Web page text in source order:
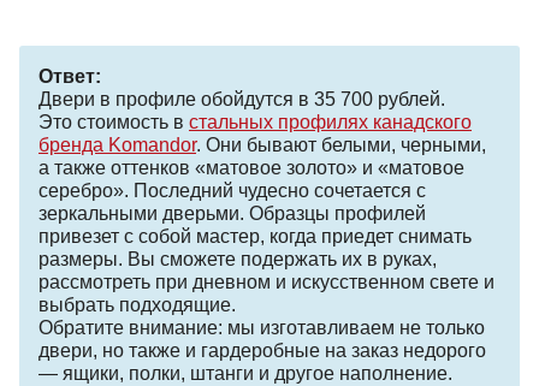
Ответ:
Двери в профиле обойдутся в 35 700 рублей.
Это стоимость в стальных профилях канадского
бренда Komandor. Они бывают белыми, черными,
а также оттенков «матовое золото» и «матовое
серебро». Последний чудесно сочетается с
зеркальными дверьми. Образцы профилей
привезет с собой мастер, когда приедет снимать
размеры. Вы сможете подержать их в руках,
рассмотреть при дневном и искусственном свете и
выбрать подходящие.
Обратите внимание: мы изготавливаем не только
двери, но также и гардеробные на заказ недорого
— ящики, полки, штанги и другое наполнение.